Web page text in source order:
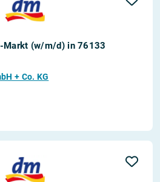
Markt (w/m/d) in 76133
+ Co. KG